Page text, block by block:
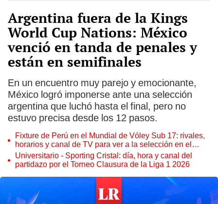
Argentina fuera de la Kings
World Cup Nations: México
venció en tanda de penales y
están en semifinales
En un encuentro muy parejo y emocionante,
México logró imponerse ante una selección
argentina que luchó hasta el final, pero no
estuvo precisa desde los 12 pasos.
Fixture de Perú en el Mundial de Vóley Sub 17: rivales,
horarios y canal de TV para ver a la selección en el
torneo
Universitario - Sporting Cristal: día, hora y canal del
partidazo por el Torneo Clausura de la Liga 1 2026